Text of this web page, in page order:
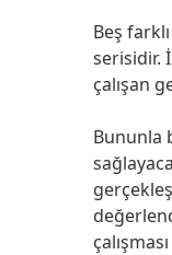
Beş
serisidir.
çalışan
Bununla